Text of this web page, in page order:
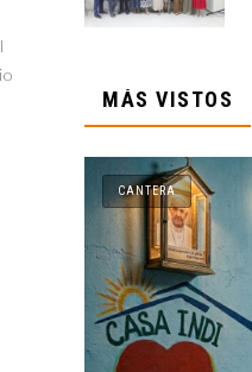
MÁS VISTOS
CANTERA